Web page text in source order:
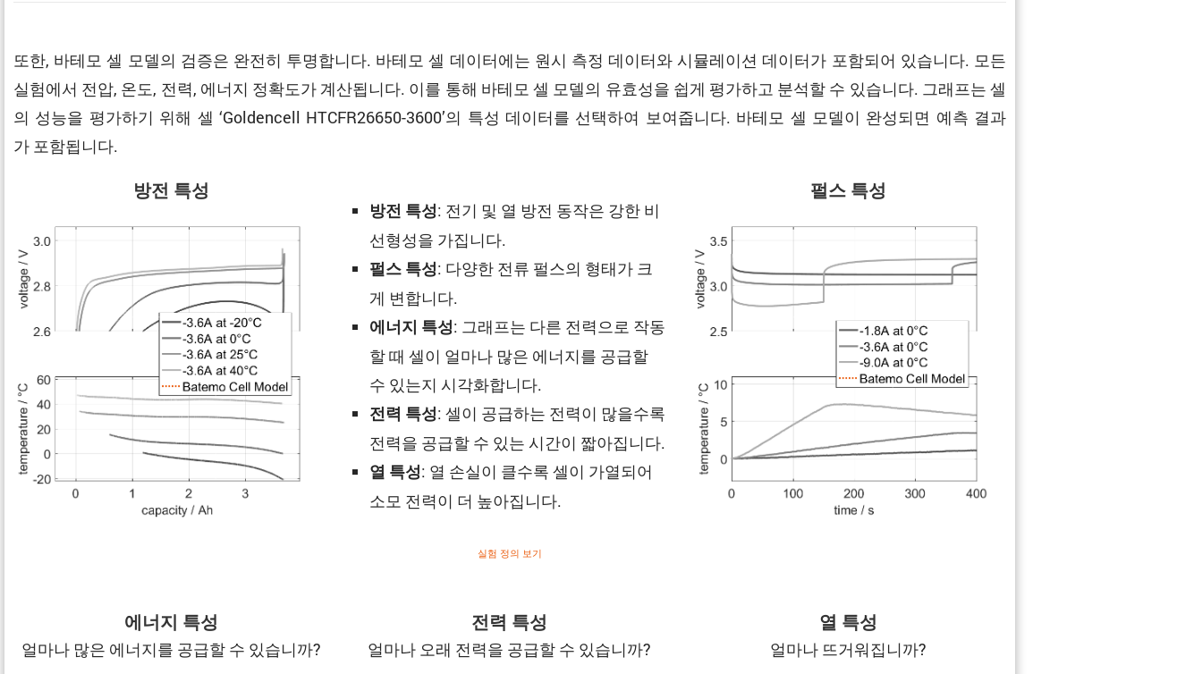
또한, 바테모 셀 모델의 검증은 완전히 투명합니다. 바테모 셀 데이터에는 원시 측정 데이터와 시뮬레이션 데이터가 포함되어 있습니다. 모든
실험에서 전압, 온도, 전력, 에너지 정확도가 계산됩니다. 이를 통해 바테모 셀 모델의 유효성을 쉽게 평가하고 분석할 수 있습니다. 그래프는 셀
의 성능을 평가하기 위해 셀 ‘Goldencell HTCFR26650-3600’의 특성 데이터를 선택하여 보여줍니다. 바테모 셀 모델이 완성되면 예측 결과
가 포함됩니다.
방전 특성
방전 특성: 전기 및 열 방전 동작은 강한 비
선형성을 가집니다.
펄스 특성: 다양한 전류 펄스의 형태가 크
게 변합니다.
에너지 특성: 그래프는 다른 전력으로 작동
할 때 셀이 얼마나 많은 에너지를 공급할
수 있는지 시각화합니다.
전력 특성: 셀이 공급하는 전력이 많을수록
전력을 공급할 수 있는 시간이 짧아집니다.
열 특성: 열 손실이 클수록 셀이 가열되어
소모 전력이 더 높아집니다.
펄스 특성
실험 정의 보기
에너지 특성
얼마나 많은 에너지를 공급할 수 있습니까?
전력 특성
얼마나 오래 전력을 공급할 수 있습니까?
열 특성
얼마나 뜨거워집니까?